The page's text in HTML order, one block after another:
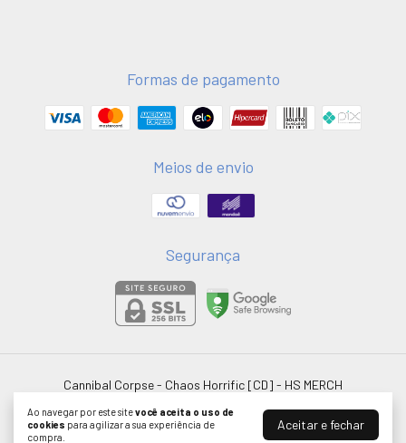
Ao navegar por este sitevocê aceita o uso de
cookies para agilizar a sua experiência de
compra.
Aceitar e fechar
Formas de pagamento
Meios de envio
Segurança
Cannibal Corpse - Chaos Horrific [CD] - HS MERCH